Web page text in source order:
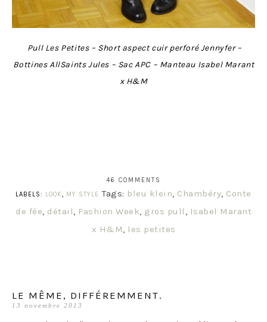
Pull Les Petites – Short aspect cuir perforé Jennyfer –
Bottines AllSaints Jules – Sac APC – Manteau Isabel Marant
x H&M
46 COMMENTS
LABELS: LOOK, MY STYLE Tags: bleu klein, Chambéry, Conte
de fée, détail, Fashion Week, gros pull , Isabel Marant
x H&M, les petites
LE MÊME, DIFFÉREMMENT.
13 novembre 2013